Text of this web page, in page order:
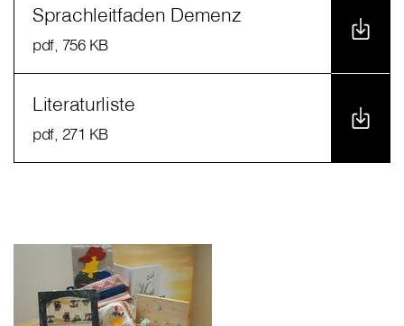
Sprachleitfaden Demenz
pdf, 756 KB
Literaturliste
pdf, 271 KB